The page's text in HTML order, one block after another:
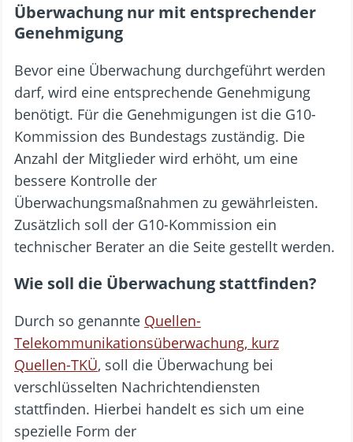
Überwachung nur mit entsprechender
Genehmigung
Bevor eine Überwachung durchgeführt werden
darf, wird eine entsprechende Genehmigung
benötigt. Für die Genehmigungen ist die G10-
Kommission des Bundestags zuständig. Die
Anzahl der Mitglieder wird erhöht, um eine
bessere Kontrolle der
Überwachungsmaßnahmen zu gewährleisten.
Zusätzlich soll der G10-Kommission ein
technischer Berater an die Seite gestellt werden.
Wie soll die Überwachung stattfinden?
Durch so genannte Quellen-
Telekommunikationsüberwachung, kurz
Quellen-TKÜ, soll die Überwachung bei
verschlüsselten Nachrichtendiensten
stattfinden. Hierbei handelt es sich um eine
spezielle Form der